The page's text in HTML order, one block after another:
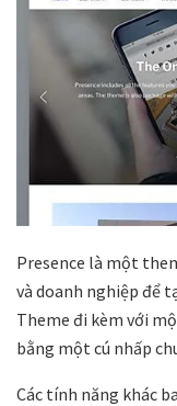
Presence là một
và doanh nghiệp để
Theme đi kèm với
bằng một cú nhấp
Các tính năng khác